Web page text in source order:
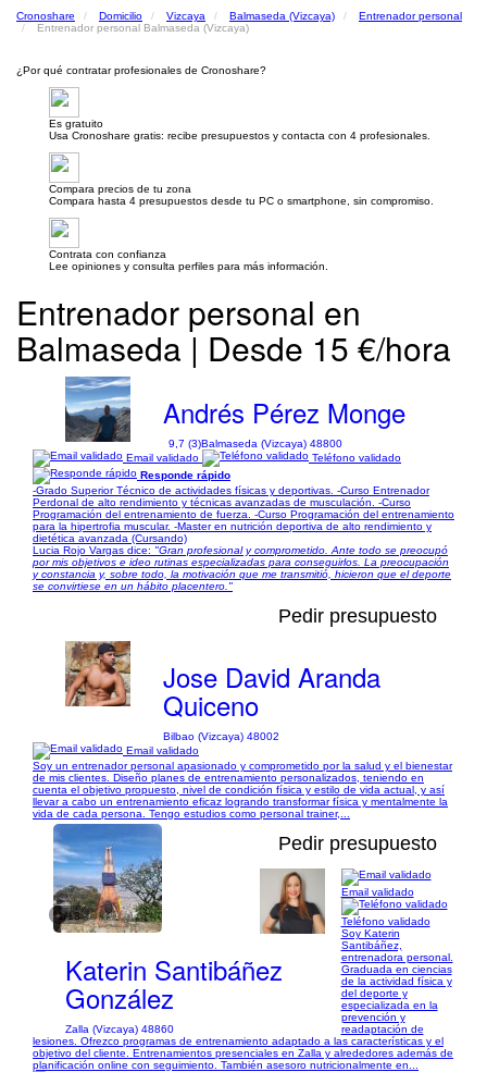
Cronoshare Domicilio Vizcaya Balmaseda (Vizcaya)
Entrenador personal
Entrenador personal Balmaseda (Vizcaya)
¿Por qué contratar profesionales de Cronoshare?
Es gratuito
Usa Cronoshare gratis: recibe presupuestos y contacta con 4 profesionales.
Compara precios de tu zona
Compara hasta 4 presupuestos desde tu PC o smartphone, sin compromiso.
Contrata con confianza
Lee opiniones y consulta perfiles para más información.
Entrenador personal en
Balmaseda | Desde 15 €/hora
Andrés Pérez Monge
9,7 (3)Balmaseda (Vizcaya) 48800
Email validado
Teléfono validado
Responde rápido
-Grado Superior Técnico de actividades físicas y deportivas. -Curso Entrenador
Perdonal de alto rendimiento y técnicas avanzadas de musculación. -Curso
Programación del entrenamiento de fuerza. -Curso Programación del entrenamiento
para la hipertrofia muscular. -Master en nutrición deportiva de alto rendimiento y
dietética avanzada (Cursando)
Lucia Rojo Vargas dice: "Gran profesional y comprometido. Ante todo se preocupó
por mis objetivos e ideo rutinas especializadas para conseguirlos. La preocupación
y constancia y, sobre todo, la motivación que me transmitió, hicieron que el deporte
se convirtiese en un hábito placentero."
Pedir presupuesto
Jose David Aranda
Quiceno
Bilbao (Vizcaya) 48002
Email validado
Soy un entrenador personal apasionado y comprometido por la salud y el bienestar
de mis clientes. Diseño planes de entrenamiento personalizados, teniendo en
cuenta el objetivo propuesto, nivel de condición física y estilo de vida actual, y así
llevar a cabo un entrenamiento eficaz logrando transformar física y mentalmente la
vida de cada persona. Tengo estudios como personal trainer,...
1/13
Pedir presupuesto
Katerin Santibáñez
González
Zalla (Vizcaya) 48860
Email validado
Teléfono validado
Soy Katerin
Santibáñez,
entrenadora personal.
Graduada en ciencias
de la actividad física y
del deporte y
especializada en la
prevención y
readaptación de
lesiones. Ofrezco programas de entrenamiento adaptado a las características y el
objetivo del cliente. Entrenamientos presenciales en Zalla y alrededores además de
planificación online con seguimiento. También asesoro nutricionalmente en...